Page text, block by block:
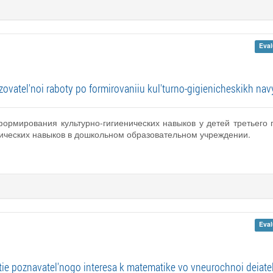
raboty po formirovaniiu kul'turno-gigienicheskikh
культурно-гигиенических навыков у детей
навыков в дошкольном образовательном учреждении.
poznavatel'nogo interesa k matematike vo vneurochnoi